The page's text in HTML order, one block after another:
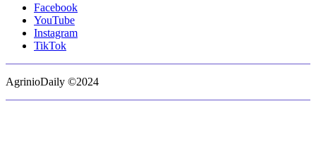
Facebook
YouTube
Instagram
TikTok
AgrinioDaily ©2024